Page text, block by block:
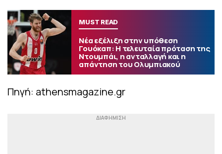
MUST READ
Νέα εξέλιξη στην υπόθεση
Γουόκαπ: Η τελευταία πρόταση της
Ντουμπάι, η ανταλλαγή και η
απάντηση του Ολυμπιακού
Πηγή: athensmagazine.gr